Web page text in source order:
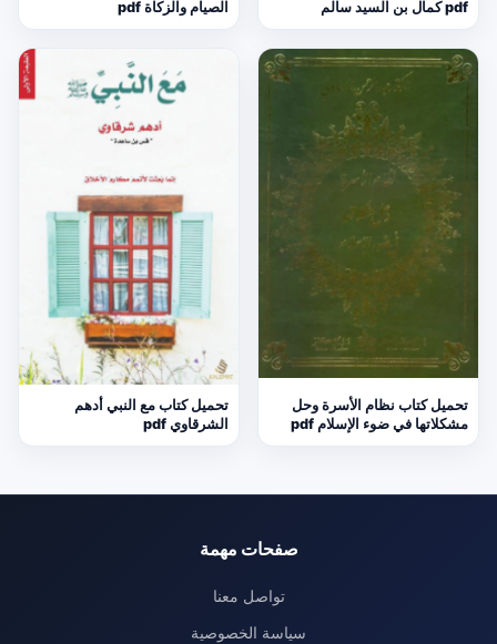
pdf كمال بن السيد سالم
الصيام والزكاة pdf
تحميل كتاب نظام الأسرة وحل
مشكلاتها في ضوء الإسلام pdf
تحميل كتاب مع النبي أدهم
الشرقاوي pdf
صفحات مهمة
تواصل معنا
سياسة الخصوصية